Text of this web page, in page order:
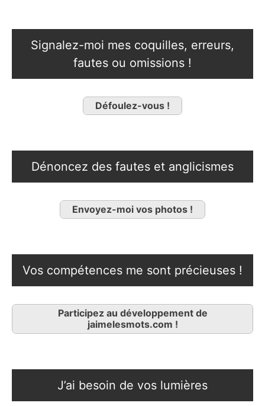
Signalez-moi mes coquilles, erreurs,
fautes ou omissions !
Défoulez-vous !
Dénoncez des fautes et anglicismes
Envoyez-moi vos photos !
Vos compétences me sont précieuses !
Participez au développement de
jaimelesmots.com !
J’ai besoin de vos lumières